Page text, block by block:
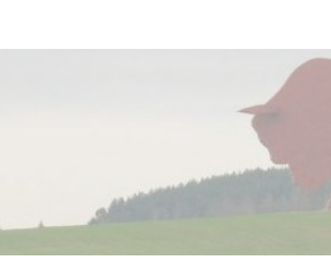
КОМИТЕТ